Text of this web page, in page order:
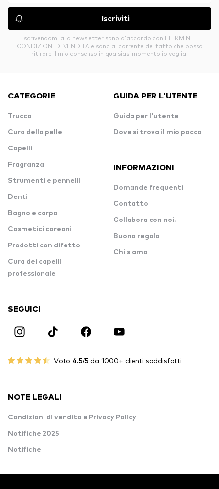
Iscriviti
Iscrivendomi alla newsletter sono d’accordo con I TERMINI E
CONDIZIONI DI VENDITA e sono al corrente del fatto che posso
ritirare il mio consenso in qualsiasi momento io voglia.
CATEGORIE
Trucco
Cura della pelle
Capelli
Fragranza
Strumenti e pennelli
Denti
Bagno e corpo
Cosmetici coreani
Prodotti con difetto
Cura dei capelli
professionale
GUIDA PER L'UTENTE
Guida per l'utente
Dove si trova il mio pacco
INFORMAZIONI
Domande frequenti
Contatto
Collabora con noi!
Buono regalo
Chi siamo
SEGUICI
Voto 4.5/5 da 1000+ clienti soddisfatti
NOTE LEGALI
Condizioni di vendita e Privacy Policy
Notifiche 2025
Notifiche